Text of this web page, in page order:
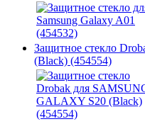
Защитное стекло
(Black) (454554)